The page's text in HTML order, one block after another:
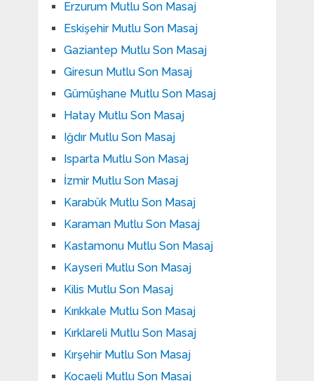
Erzurum Mutlu Son Masaj
Eskişehir Mutlu Son Masaj
Gaziantep Mutlu Son Masaj
Giresun Mutlu Son Masaj
Gümüşhane Mutlu Son Masaj
Hatay Mutlu Son Masaj
Iğdır Mutlu Son Masaj
Isparta Mutlu Son Masaj
İzmir Mutlu Son Masaj
Karabük Mutlu Son Masaj
Karaman Mutlu Son Masaj
Kastamonu Mutlu Son Masaj
Kayseri Mutlu Son Masaj
Kilis Mutlu Son Masaj
Kırıkkale Mutlu Son Masaj
Kırklareli Mutlu Son Masaj
Kırşehir Mutlu Son Masaj
Kocaeli Mutlu Son Masaj